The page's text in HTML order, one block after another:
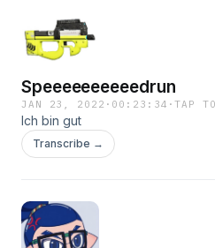
Speeeeeeeeeedrun
JAN 23, 2022 · 00:23:34 ·TAP
Ich bin gut
Transcribe →